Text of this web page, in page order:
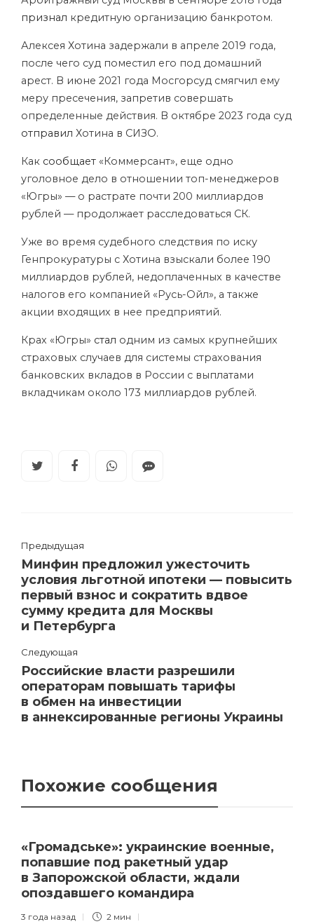
признал кредитную организацию банкротом.
Алексея Хотина задержали в апреле 2019 года,
после чего суд поместил его под домашний
арест. В июне 2021 года Мосгорсуд смягчил ему
меру пресечения, запретив совершать
определенные действия. В октябре 2023 года суд
отправил Хотина в СИЗО.
Как сообщает «Коммерсант», еще одно
уголовное дело в отношении топ-менеджеров
«Югры» — о растрате почти 200 миллиардов
рублей — продолжает расследоваться СК.
Уже во время судебного следствия по иску
Генпрокуратуры с Хотина взыскали более 190
миллиардов рублей, недоплаченных в качестве
налогов его компанией «Русь-Ойл», а также
акции входящих в нее предприятий.
Крах «Югры» стал одним из самых крупнейших
страховых случаев для системы страхования
банковских вкладов в России с выплатами
вкладчикам около 173 миллиардов рублей.
Предыдущая
Минфин предложил ужесточить
условия льготной ипотеки — повысить
первый взнос и сократить вдвое
сумму кредита для Москвы
и Петербурга
Следующая
Российские власти разрешили
операторам повышать тарифы
в обмен на инвестиции
в аннексированные регионы Украины
Похожие сообщения
«Громадське»: украинские военные,
попавшие под ракетный удар
в Запорожской области, ждали
опоздавшего командира
3 года назад 2 мин